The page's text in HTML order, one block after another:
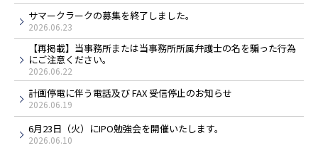
サマークラークの募集を終了しました。
2026.06.23
【再掲載】当事務所または当事務所所属弁護士の名を騙った行為
にご注意ください。
2026.06.22
計画停電に伴う電話及び FAX 受信停止のお知らせ
2026.06.19
6月23日（火）にIPO勉強会を開催いたします。
2026.06.10